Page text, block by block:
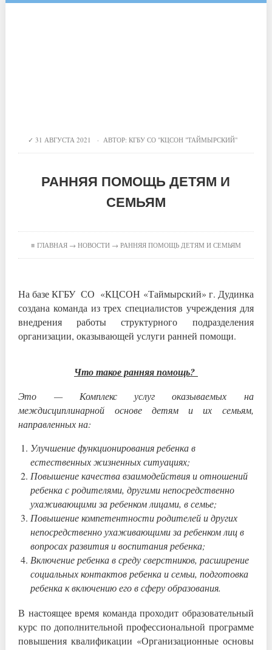
31 АВГУСТА 2021 · АВТОР: КГБУ СО "КЦСОН "ТАЙМЫРСКИЙ"
РАННЯЯ ПОМОЩЬ ДЕТЯМ И
СЕМЬЯМ
≡ ГЛАВНАЯ→ НОВОСТИ→ РАННЯЯ ПОМОЩЬ ДЕТЯМ И СЕМЬЯМ
На базе КГБУ СО «КЦСОН «Таймырский» г. Дудинка
создана команда из трех специалистов учреждения для
внедрения работы структурного подразделения
организации, оказывающей услуги ранней помощи.
Что такое ранняя помощь?
Это — Комплекс услуг оказываемых на
междисциплинарной основе детям и их семьям,
направленных на:
Улучшение функционирования ребенка в
естественных жизненных ситуациях;
Повышение качества взаимодействия и отношений
ребенка с родителями, другими непосредственно
ухаживающими за ребенком лицами, в семье;
Повышение компетентности родителей и других
непосредственно ухаживающими за ребенком лиц в
вопросах развития и воспитания ребенка;
Включение ребенка в среду сверстников, расширение
социальных контактов ребенка и семьи, подготовка
ребенка к включению его в сферу образования.
В настоящее время команда проходит образовательный
курс по дополнительной профессиональной программе
повышения квалификации «Организационные основы